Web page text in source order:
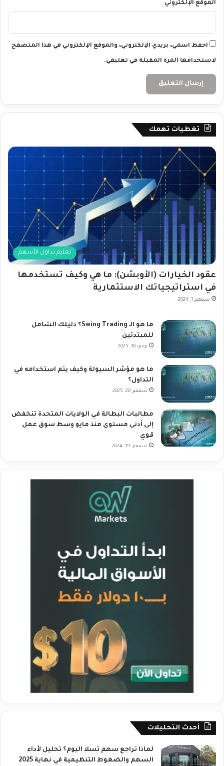
الموقع الإلكتروني
احفظ اسمي، بريدي الإلكتروني، والموقع الإلكتروني في هذا المتصفح
لاستخدامها المرة المقبلة في تعليقي.
تغطيات تهمك
تعليم تداول الأسهم
عقود الخيارات (الأوبشن): ما هي وكيف تستخدمها
في استراتيجياتك الاستثمارية
سبتمبر 1, 2024
ما هو الـ Swing Trading؟ دليلك الشامل
للمبتدئين
يونيو 10, 2025
ما هو مؤشر السيولة وكيف يتم استخدامه في
التداول؟
سبتمبر 20, 2025
مطالبات البطالة في الولايات المتحدة تنخفض
إلى أدنى مستوى منذ مايو وسط سوق عمل
قوي
سبتمبر 19, 2024
أحدث التحليلات
لماذا تراجع سهم تسلا اليوم؟ تحليل لأداء
السهم والضغوط التنظيمية في نهاية 2025